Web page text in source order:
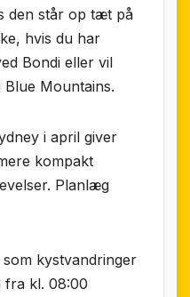
den står op tæt på
hvis du har
Bondi eller vil
Blue Mountains.
i april giver
kompakt
Planlæg
kystvandringer
fra kl. 08:00